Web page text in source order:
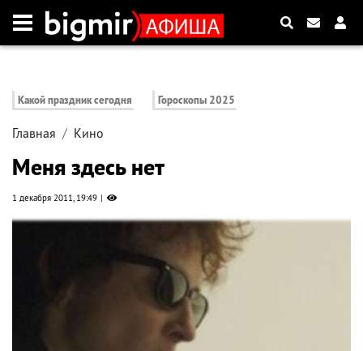
Какой праздник сегодня Гороскопы 2025
Главная Кино
Меня здесь нет
1 декабря 2011, 19:49